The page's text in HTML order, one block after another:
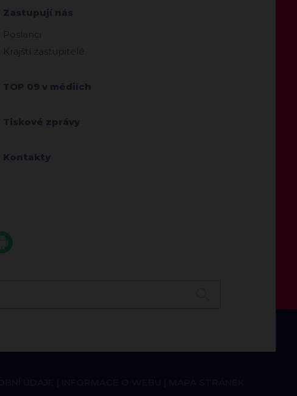
Zastupují nás
Poslanci
Krajští zastupitelé
TOP 09 v médiích
Tiskové zprávy
Kontakty